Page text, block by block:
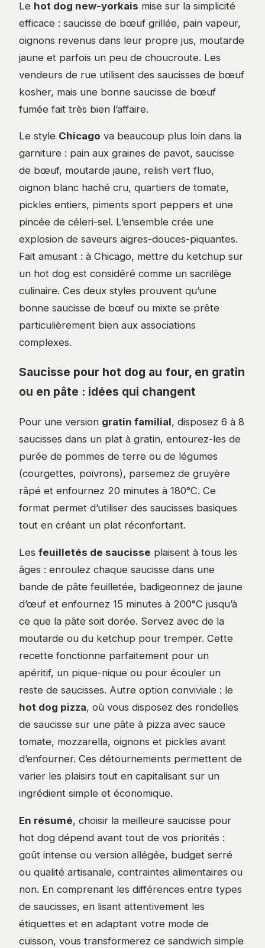
Le hot dog new-yorkais mise sur la simplicité
efficace : saucisse de bœuf grillée, pain vapeur,
oignons revenus dans leur propre jus, moutarde
jaune et parfois un peu de choucroute. Les
vendeurs de rue utilisent des saucisses de bœuf
kosher, mais une bonne saucisse de bœuf
fumée fait très bien l’affaire.
Le style Chicago va beaucoup plus loin dans la
garniture : pain aux graines de pavot, saucisse
de bœuf, moutarde jaune, relish vert fluo,
oignon blanc haché cru, quartiers de tomate,
pickles entiers, piments sport peppers et une
pincée de céleri-sel. L’ensemble crée une
explosion de saveurs aigres-douces-piquantes.
Fait amusant : à Chicago, mettre du ketchup sur
un hot dog est considéré comme un sacrilège
culinaire. Ces deux styles prouvent qu’une
bonne saucisse de bœuf ou mixte se prête
particulièrement bien aux associations
complexes.
Saucisse pour hot dog au four, en gratin
ou en pâte : idées qui changent
Pour une version gratin familial, disposez 6 à 8
saucisses dans un plat à gratin, entourez-les de
purée de pommes de terre ou de légumes
(courgettes, poivrons), parsemez de gruyère
râpé et enfournez 20 minutes à 180°C. Ce
format permet d’utiliser des saucisses basiques
tout en créant un plat réconfortant.
Les feuilletés de saucisse plaisent à tous les
âges : enroulez chaque saucisse dans une
bande de pâte feuilletée, badigeonnez de jaune
d’œuf et enfournez 15 minutes à 200°C jusqu’à
ce que la pâte soit dorée. Servez avec de la
moutarde ou du ketchup pour tremper. Cette
recette fonctionne parfaitement pour un
apéritif, un pique-nique ou pour écouler un
reste de saucisses. Autre option conviviale : le
hot dog pizza, où vous disposez des rondelles
de saucisse sur une pâte à pizza avec sauce
tomate, mozzarella, oignons et pickles avant
d’enfourner. Ces détournements permettent de
varier les plaisirs tout en capitalisant sur un
ingrédient simple et économique.
En résumé, choisir la meilleure saucisse pour
hot dog dépend avant tout de vos priorités :
goût intense ou version allégée, budget serré
ou qualité artisanale, contraintes alimentaires ou
non. En comprenant les différences entre types
de saucisses, en lisant attentivement les
étiquettes et en adaptant votre mode de
cuisson, vous transformerez ce sandwich simple